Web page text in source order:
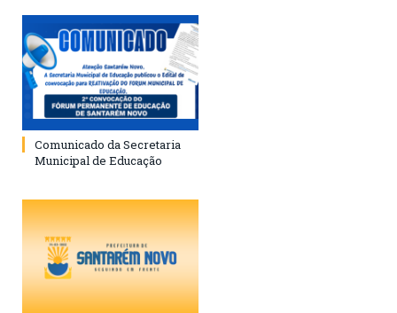
Comunicado da Secretaria
Municipal de Educação